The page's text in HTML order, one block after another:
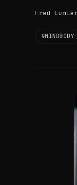
Fred
#MINDBODY